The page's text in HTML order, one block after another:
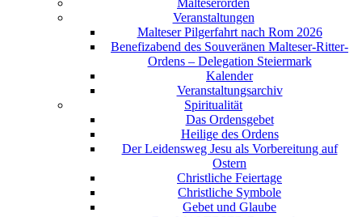
Malteserorden
Veranstaltungen
Malteser Pilgerfahrt nach Rom 2026
Benefizabend des Souveränen Malteser-Ritter-
Ordens – Delegation Steiermark
Kalender
Veranstaltungsarchiv
Spiritualität
Das Ordensgebet
Heilige des Ordens
Der Leidensweg Jesu als Vorbereitung auf
Ostern
Christliche Feiertage
Christliche Symbole
Gebet und Glaube